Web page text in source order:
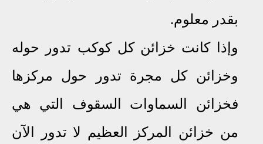
بقدر معلوم.
وإذا كانت خزائن كل كوكب تدور حوله
وخزائن كل مجرة تدور حول مركزها
فخزائن السماوات السقوف التي هي
من خزائن المركز العظيم لا تدور الآن